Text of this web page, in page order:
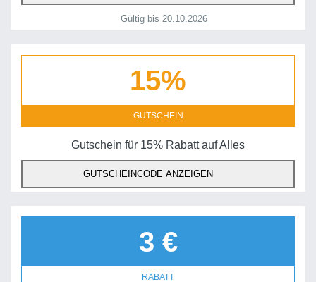
Gültig bis 20.10.2026
15%
GUTSCHEIN
Gutschein für 15% Rabatt auf Alles
GUTSCHEINCODE ANZEIGEN
3 €
RABATT